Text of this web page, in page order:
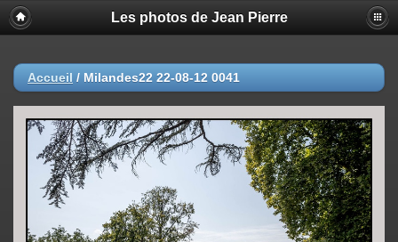
Les photos de Jean Pierre
Accueil / Milandes22 22-08-12 0041